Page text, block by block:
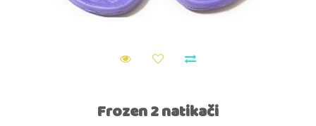
Frozen 2 natikači